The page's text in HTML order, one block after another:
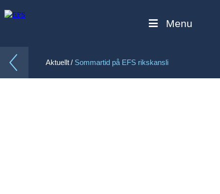
Menu
Aktuellt / Sommartid på EFS rikskansli